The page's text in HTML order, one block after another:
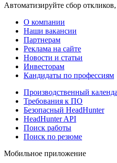
Автоматизируйте сбор
О компании
Наши вакансии
Партнерам
Реклама на сайте
Новости и статьи
Инвесторам
Кандидаты по профессиям
Производственный
Требования к ПО
Безопасный HeadHunter
HeadHunter API
Поиск работы
Поиск по резюме
Мобильное приложение